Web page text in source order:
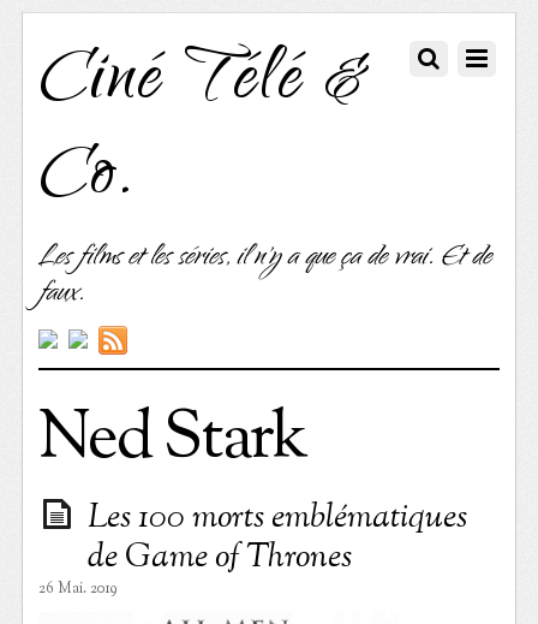
Ciné Télé &
Co.
Les films et les séries, il n'y a que ça de vrai. Et de
faux.
Ned Stark
Les 100 morts emblématiques
de Game of Thrones
26 Mai. 2019